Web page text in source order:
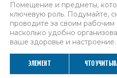
Помещение и предметы,
ключевую роль. Подумайте,
проводите за своим рабочим
насколько удобно
ваше здоровье и настроение.
ЭЛЕМЕНТ ЧТО